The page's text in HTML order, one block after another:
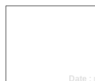
Date :